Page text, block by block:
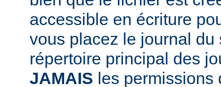
accessible en écriture
vous placez le journal du
répertoire principal des
JAMAIS les permissions